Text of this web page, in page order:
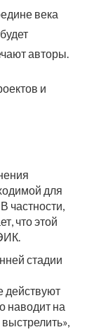
века
авторы.
и
для
частности,
что этой
стадии
действуют
наводит на